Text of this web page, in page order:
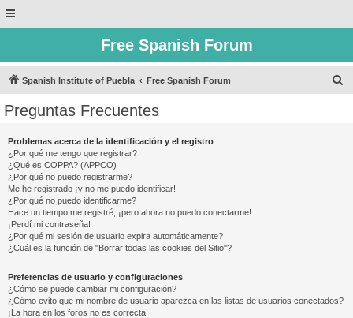
Free Spanish Forum
Spanish Institute of Puebla Free Spanish Forum
Preguntas Frecuentes
Problemas acerca de la identificación y el registro
¿Por qué me tengo que registrar?
¿Qué es COPPA? (APPCO)
¿Por qué no puedo registrarme?
Me he registrado ¡y no me puedo identificar!
¿Por qué no puedo identificarme?
Hace un tiempo me registré, ¡pero ahora no puedo conectarme!
¡Perdí mi contraseña!
¿Por qué mi sesión de usuario expira automáticamente?
¿Cuál es la función de "Borrar todas las cookies del Sitio"?
Preferencias de usuario y configuraciones
¿Cómo se puede cambiar mi configuración?
¿Cómo evito que mi nombre de usuario aparezca en las listas de usuarios conectados?
¡La hora en los foros no es correcta!